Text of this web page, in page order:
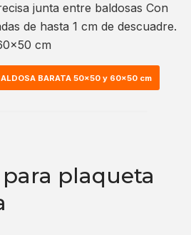
junta entre baldosas Con
de hasta 1 cm de descuadre.
cm
BARATA 50×50 y 60×50 cm
plaqueta